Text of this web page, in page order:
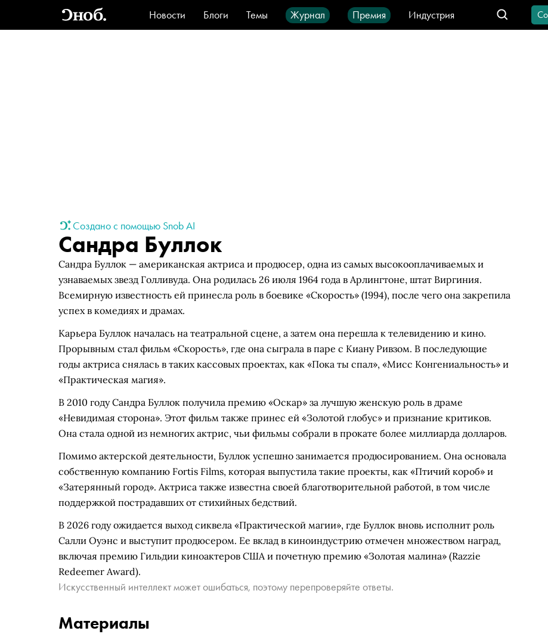
Новости Блоги Темы Журнал Премия
Индустрия
Стиль
Видео Город IT-продукты
Создано с помощью Snob AI
Сандра Буллок
Сандра Буллок — американская актриса и продюсер, одна из самых высокооплачиваемых и
узнаваемых звезд Голливуда. Она родилась 26 июля 1964 года в Арлингтоне, штат Виргиния.
Всемирную известность ей принесла роль в боевике «Скорость» (1994), после чего она закрепила
успех в комедиях и драмах.
Карьера Буллок началась на театральной сцене, а затем она перешла к телевидению и кино.
Прорывным стал фильм «Скорость», где она сыграла в паре с Киану Ривзом. В последующие
годы актриса снялась в таких кассовых проектах, как «Пока ты спал», «Мисс Конгениальность» и
«Практическая магия».
В 2010 году Сандра Буллок получила премию «Оскар» за лучшую женскую роль в драме
«Невидимая сторона». Этот фильм также принес ей «Золотой глобус» и признание критиков.
Она стала одной из немногих актрис, чьи фильмы собрали в прокате более миллиарда долларов.
Помимо актерской деятельности, Буллок успешно занимается продюсированием. Она основала
собственную компанию Fortis Films, которая выпустила такие проекты, как «Птичий короб» и
«Затерянный город». Актриса также известна своей благотворительной работой, в том числе
поддержкой пострадавших от стихийных бедствий.
В 2026 году ожидается выход сиквела «Практической магии», где Буллок вновь исполнит роль
Салли Оуэнс и выступит продюсером. Ее вклад в киноиндустрию отмечен множеством наград,
включая премию Гильдии киноактеров США и почетную премию «Золотая малина» (Razzie
Redeemer Award).
Искусственный интеллект может ошибаться, поэтому перепроверяйте ответы.
Материалы